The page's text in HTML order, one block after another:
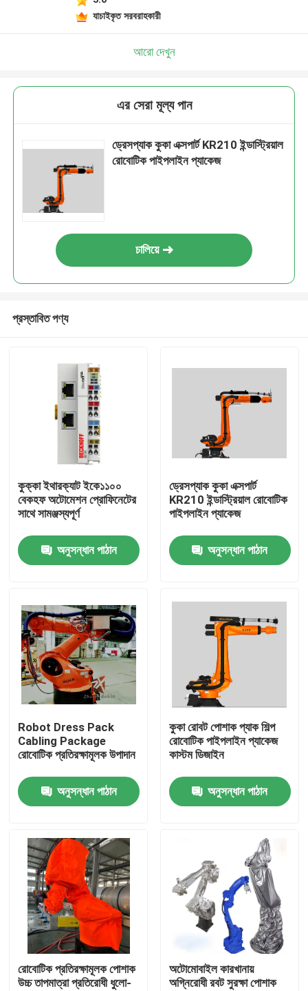
পণ্য
ভিডিও
ভিআর শো
আমাদের সম্পর্কে
কারখানা পরিদর্শন
গুণমান নিয়ন্ত্রণ
আমাদের সাথে যোগাযোগ
খবর
মামলা
যাচাইকৃত সরবরাহকারী
আরো দেখুন
এর সেরা মূল্য পান
ড্রেসপ্যাক কুকা এক্সপার্ট KR210 ইন্ডাস্ট্রিয়াল
রোবোটিক পাইপলাইন প্যাকেজ
চালিয়ে
প্রস্তাবিত পণ্য
কুক্কা ইথারক্যাট ইকে১১০০
বেকহফ অটোমেশন প্রোফিনেটের
সাথে সামঞ্জস্যপূর্ণ
অনুসন্ধান পাঠান
ড্রেসপ্যাক কুকা এক্সপার্ট
KR210 ইন্ডাস্ট্রিয়াল রোবোটিক
পাইপলাইন প্যাকেজ
অনুসন্ধান পাঠান
Robot Dress Pack
Cabling Package
রোবোটিক প্রতিরক্ষামূলক উপাদান
অনুসন্ধান পাঠান
কুকা রোবট পোশাক প্যাক শিল্প
রোবোটিক পাইপলাইন প্যাকেজ
কাস্টম ডিজাইন
অনুসন্ধান পাঠান
রোবোটিক প্রতিরক্ষামূলক পোশাক
উচ্চ তাপমাত্রা প্রতিরোধী ধুলো-
অটোমোবাইল কারখানায়
অগ্নিরোধী রবট সুরক্ষা পোশাক